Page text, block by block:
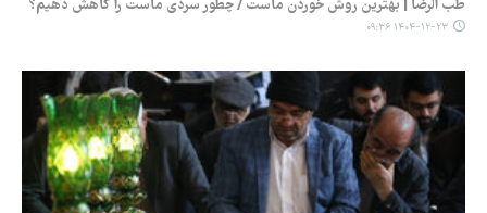
طب الرضا | بهترین روش خوردن ماست / چطور سردی ماست را کاهش دهیم؟
۱۴۰۴-۱۲-۲۳ ۰۹:۳۶